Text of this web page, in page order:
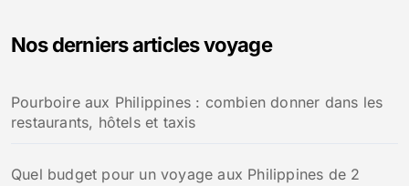
r
e
r
Nos derniers articles voyage
Pourboire aux Philippines : combien donner dans les
restaurants, hôtels et taxis
Quel budget pour un voyage aux Philippines de 2